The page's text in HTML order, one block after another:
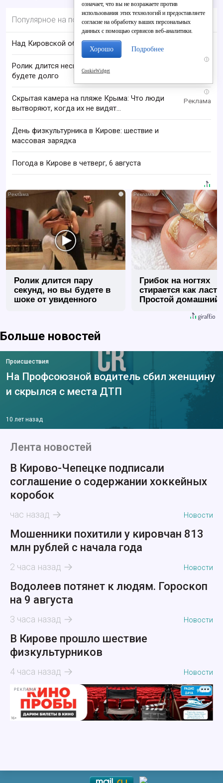
Популярное на портале
Над Кировской областью сбили БПЛА
i
Ролик длится несколько секунд, а смеяться вы
будете долго
i
Скрытая камера на пляже Крыма: Что люди
вытворяют, когда их не видят...
День физкультурника в Кирове: шествие и
массовая зарядка
Погода в Кирове в четверг, 6 августа
i
Ролик длится пару
секунд, но вы будете в
шоке от увиденного
Грибок на ногтях
стирается как
Простой домашний
Больше новостей
Происшествия
На Профсоюзной водитель сбил женщину
и скрылся с места ДТП
10 лет назад
Лента новостей
В Кирово-Чепецке подписали
соглашение о содержании хоккейных
коробок
час назад Новости
Мошенники похитили у кировчан 813
млн рублей с начала года
2 часа назад Новости
Водолеев потянет к людям. Гороскоп
на 9 августа
3 часа назад Новости
В Кирове прошло шествие
физкультурников
4 часа назад Новости
РЕКЛАМА
означает, что вы не возражаете против
использования этих технологий и предоставляете
согласие на обработку ваших персональных
данных с помощью сервисов веб-аналитики.
Хорошо Подробнее
CookieWidget